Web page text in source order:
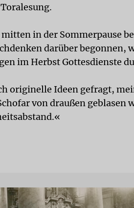
in der Sommerpause
darüber begonnen,
im Herbst Gottesdienste
originelle Ideen gefragt,
von draußen geblasen